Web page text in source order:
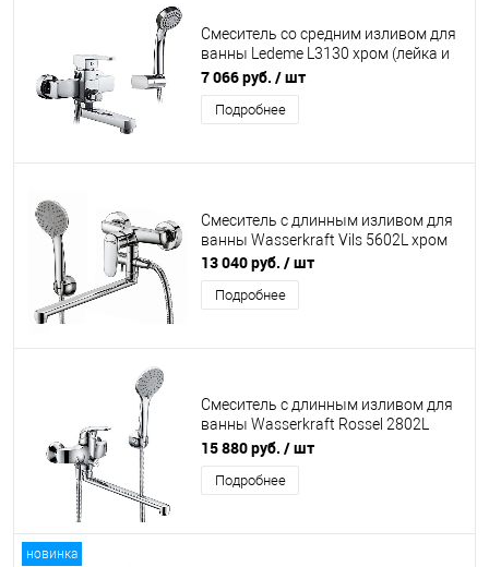
Смеситель со средним изливом для
ванны Ledeme L3130 хром (лейка и
шланг в комплекте)
7 066 руб. / шт
Подробнее
Смеситель с длинным изливом для
ванны Wasserkraft Vils 5602L хром
13 040 руб. / шт
Подробнее
Смеситель с длинным изливом для
ванны Wasserkraft Rossel 2802L
хром
15 880 руб. / шт
Подробнее
новинка